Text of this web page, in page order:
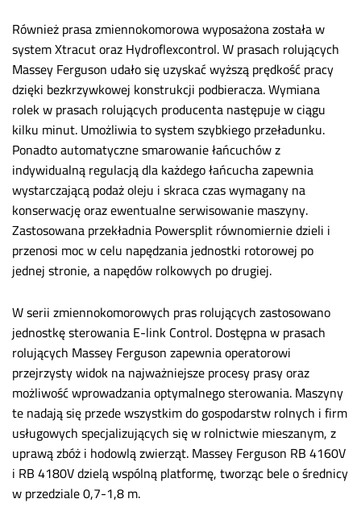
Również prasa zmiennokomorowa wyposażona została w
system Xtracut oraz Hydroflexcontrol. W prasach rolujących
Massey Ferguson udało się uzyskać wyższą prędkość pracy
dzięki bezkrzywkowej konstrukcji podbieracza. Wymiana
rolek w prasach rolujących producenta następuje w ciągu
kilku minut. Umożliwia to system szybkiego przeładunku.
Ponadto automatyczne smarowanie łańcuchów z
indywidualną regulacją dla każdego łańcucha zapewnia
wystarczającą podaż oleju i skraca czas wymagany na
konserwację oraz ewentualne serwisowanie maszyny.
Zastosowana przekładnia Powersplit równomiernie dzieli i
przenosi moc w celu napędzania jednostki rotorowej po
jednej stronie, a napędów rolkowych po drugiej.
W serii zmiennokomorowych pras rolujących zastosowano
jednostkę sterowania E-link Control. Dostępna w prasach
rolujących Massey Ferguson zapewnia operatorowi
przejrzysty widok na najważniejsze procesy prasy oraz
możliwość wprowadzania optymalnego sterowania. Maszyny
te nadają się przede wszystkim do gospodarstw rolnych i firm
usługowych specjalizujących się w rolnictwie mieszanym, z
uprawą zbóż i hodowlą zwierząt. Massey Ferguson RB 4160V
i RB 4180V dzielą wspólną platformę, tworząc bele o średnicy
w przedziale 0,7-1,8 m.